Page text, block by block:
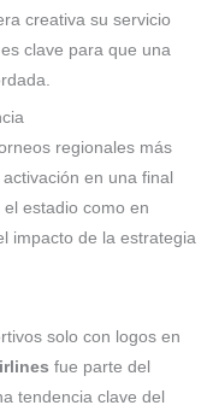
creativa su servicio
clave para que una
regionales más
en una final
estadio como en
impacto de la estrategia
solo con logos en
fue parte del
tendencia clave del